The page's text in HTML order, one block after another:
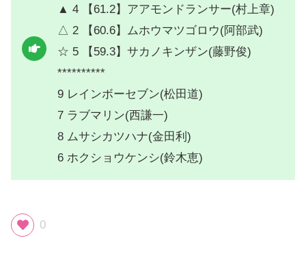
▲ 4 【61.2】アアモンドランサー(村上章)
△ 2 【60.6】ムホウマツゴロウ(阿部武)
☆ 5 【59.3】サカノキンザン(藤野俊)
**********
9 レインボーセブン(松田道)
7 ラブマリン(西謙一)
8 ムサシカツハナ(金田利)
6 ホクショウケンシ(鈴木恵)
0